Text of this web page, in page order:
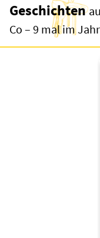
Geschichten
Co – 9 mal im